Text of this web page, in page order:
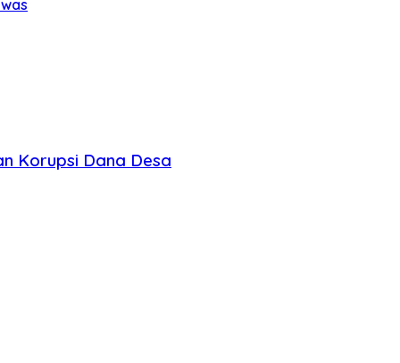
Korupsi Dana Desa